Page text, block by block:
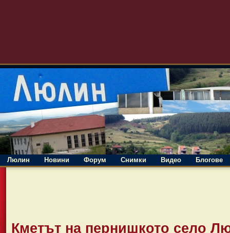
Люлин Новини Форум Снимки Видео Блогове
Кметът на пернишкото село